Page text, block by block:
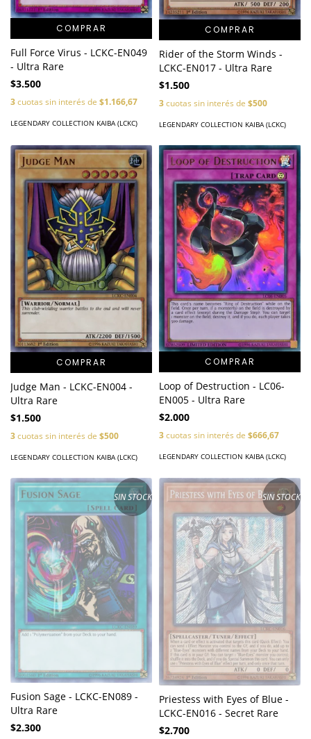
COMPRAR
Full Force Virus - LCKC-EN049
- Ultra Rare
$3.500
3cuotas sin interés de $1.166,67
LEGENDARY COLLECTION KAIBA (LCKC)
COMPRAR
Rider of the Storm Winds -
LCKC-EN017 - Ultra Rare
$1.500
3cuotas sin interés de $500
LEGENDARY COLLECTION KAIBA (LCKC)
COMPRAR
Judge Man - LCKC-EN004 -
Ultra Rare
$1.500
3cuotas sin interés de $500
LEGENDARY COLLECTION KAIBA (LCKC)
COMPRAR
Loop of Destruction - LC06-
EN005 - Ultra Rare
$2.000
3cuotas sin interés de $666,67
LEGENDARY COLLECTION KAIBA (LCKC)
SIN STOCK
Fusion Sage - LCKC-EN089 -
Ultra Rare
$2.300
SIN STOCK
Priestess with Eyes of Blue -
LCKC-EN016 - Secret Rare
$2.700